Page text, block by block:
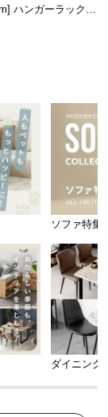
ハンガーラック
高さ調節 サイドフ
ソファ特集
ダイニング